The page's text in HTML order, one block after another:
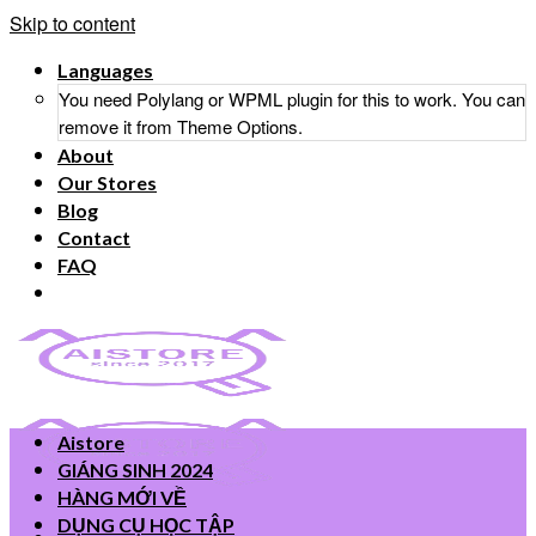
Skip to content
Languages
You need Polylang or WPML plugin for this to work. You can
remove it from Theme Options.
About
Our Stores
Blog
Contact
FAQ
Aistore
GIÁNG SINH 2024
HÀNG MỚI VỀ
DỤNG CỤ HỌC TẬP